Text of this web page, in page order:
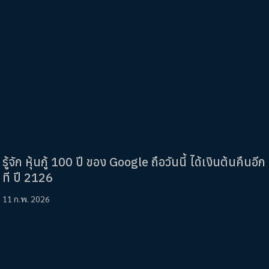
รู้จัก หุ้นกู้ 100 ปี ของ Google ถือวันนี้ ได้เงินต้นคืนอีก
ที ปี 2126
11 ก.พ. 2026